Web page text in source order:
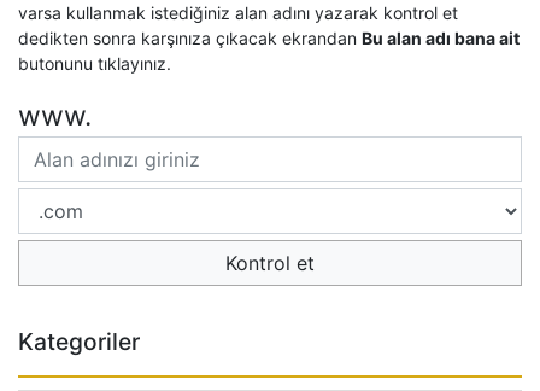
varsa kullanmak istediğiniz alan adını yazarak kontrol et
dedikten sonra karşınıza çıkacak ekrandan Bu alan adı bana ait
butonunu tıklayınız.
www.
Kontrol et
Kategoriler